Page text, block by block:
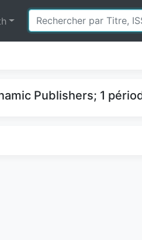
Publishers; 1